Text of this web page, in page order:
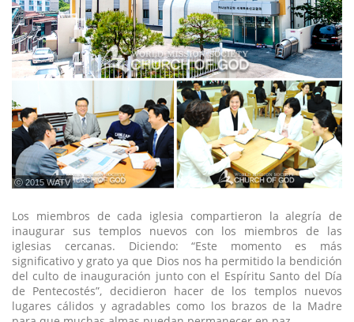
ⓒ 2015 WATV
Los miembros de cada iglesia compartieron la alegría de
inaugurar sus templos nuevos con los miembros de las
iglesias cercanas. Diciendo: “Este momento es más
significativo y grato ya que Dios nos ha permitido la bendición
del culto de inauguración junto con el Espíritu Santo del Día
de Pentecostés”, decidieron hacer de los templos nuevos
lugares cálidos y agradables como los brazos de la Madre